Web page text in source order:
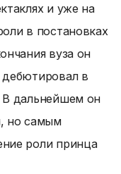
и уже на
в постановках
вуза он
дебютировал в
В дальнейшем он
но самым
роли принца